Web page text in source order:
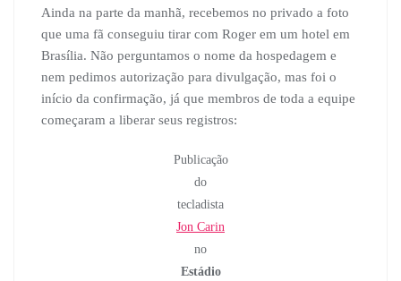
Ainda na parte da manhã, recebemos no privado a foto
que uma fã conseguiu tirar com Roger em um hotel em
Brasília. Não perguntamos o nome da hospedagem e
nem pedimos autorização para divulgação, mas foi o
início da confirmação, já que membros de toda a equipe
começaram a liberar seus registros:
Publicação
do
tecladista
Jon Carin
no
Estádio